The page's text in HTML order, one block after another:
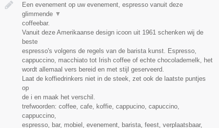
Een evenement op uw evenement, espresso vanuit deze
glimmende ▼
coffeebar.
Vanuit deze Amerikaanse design icoon uit 1961 schenken wij de
beste
espresso's volgens de regels van de barista kunst. Espresso,
cappuccino, macchiato tot Irish coffee of echte chocolademelk, het
wordt allemaal vers bereid en met stijl geserveerd.
Laat de koffiedrinkers niet in de steek, zet ook de laatste puntjes
op
de i en maak het verschil.
trefwoorden: coffee, cafe, koffie, cappucino, capuccino,
cappuccino,
espresso, bar, mobiel, evenement, barista, feest, verplaatsbaar,